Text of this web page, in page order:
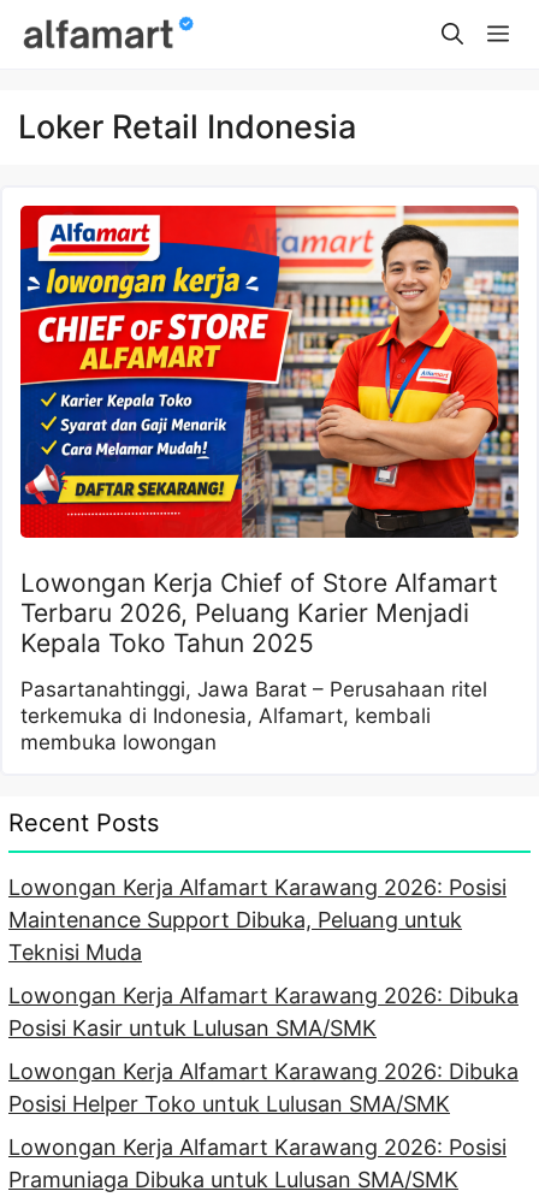
Loker Retail Indonesia
Lowongan Kerja Chief of Store Alfamart
Terbaru 2026, Peluang Karier Menjadi
Kepala Toko Tahun 2025
Pasartanahtinggi, Jawa Barat – Perusahaan ritel
terkemuka di Indonesia, Alfamart, kembali
membuka lowongan
Recent Posts
Lowongan Kerja Alfamart Karawang 2026: Posisi
Maintenance Support Dibuka, Peluang untuk
Teknisi Muda
Lowongan Kerja Alfamart Karawang 2026: Dibuka
Posisi Kasir untuk Lulusan SMA/SMK
Lowongan Kerja Alfamart Karawang 2026: Dibuka
Posisi Helper Toko untuk Lulusan SMA/SMK
Lowongan Kerja Alfamart Karawang 2026: Posisi
Pramuniaga Dibuka untuk Lulusan SMA/SMK